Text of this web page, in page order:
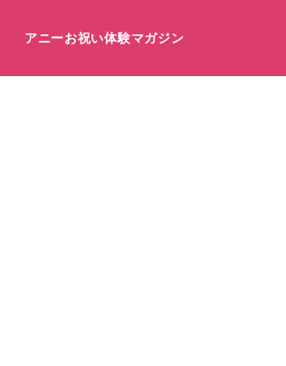
アニーお祝い体験マガジン